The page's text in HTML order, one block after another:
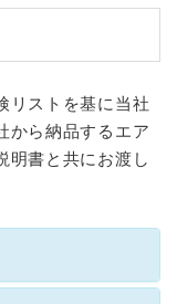
リストを基に当社
から納品するエア
明書と共にお渡し